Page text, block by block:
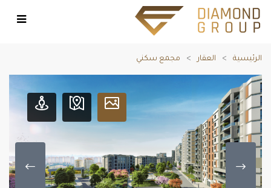
الرئيسية العقار مجمع سكني